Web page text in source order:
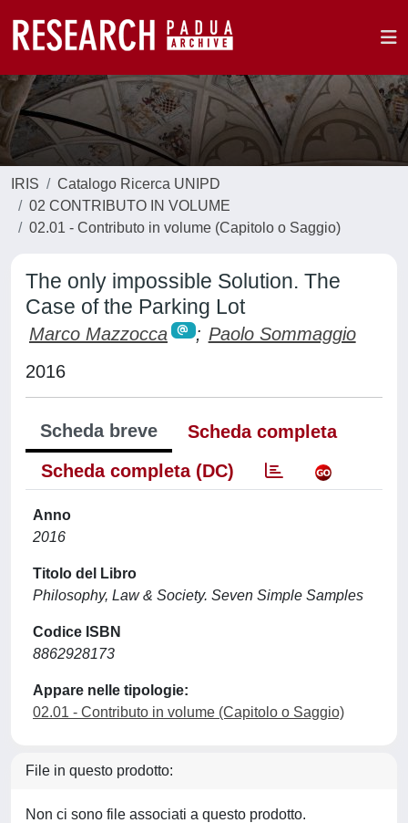
IRIS
Catalogo Ricerca UNIPD
02 CONTRIBUTO IN VOLUME
02.01 - Contributo in volume (Capitolo o Saggio)
The only impossible Solution. The
Case of the Parking Lot
Marco Mazzocca ; Paolo Sommaggio
2016
Scheda breve
Scheda completa
Scheda completa (DC)
Anno
2016
Titolo del Libro
Philosophy, Law & Society. Seven Simple Samples
Codice ISBN
8862928173
Appare nelle tipologie:
02.01 - Contributo in volume (Capitolo o Saggio)
File in questo prodotto:
Non ci sono file associati a questo prodotto.